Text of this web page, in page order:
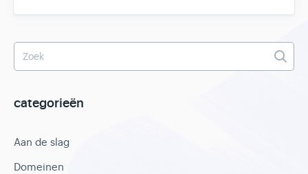
categorieën
Aan de slag
Domeinen